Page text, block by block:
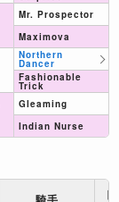
Mr. Prospector
Maximova
Northern
Dancer
Fashionable
Trick
Gleaming
Indian Nurse